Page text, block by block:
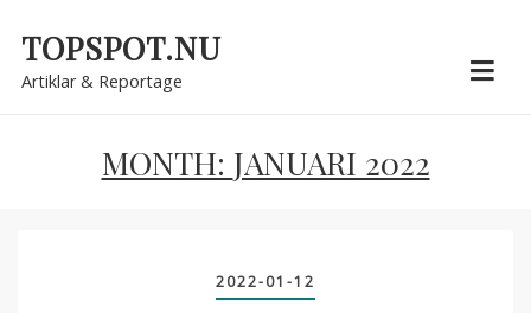
content
TOPSPOT.NU
Artiklar & Reportage
MONTH: JANUARI 2022
2022-01-12